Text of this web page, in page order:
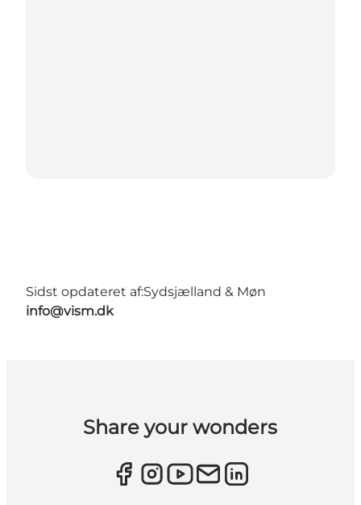
Sidst opdateret af:Sydsjælland & Møn
info@vism.dk
Share your wonders